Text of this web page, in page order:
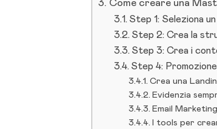
Come creare una
Step 1: Seleziona
Step 2: Crea la
Step 3: Crea i
Step 4:
Crea una
Evidenzia
Email Marketing
I tools per